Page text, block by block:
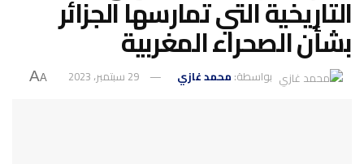
التاريخية التي تمارسها الجزائر
بشأن الصحراء المغربية
بواسطة: محمد غازي 29 سبتمبر، 2023 A
A